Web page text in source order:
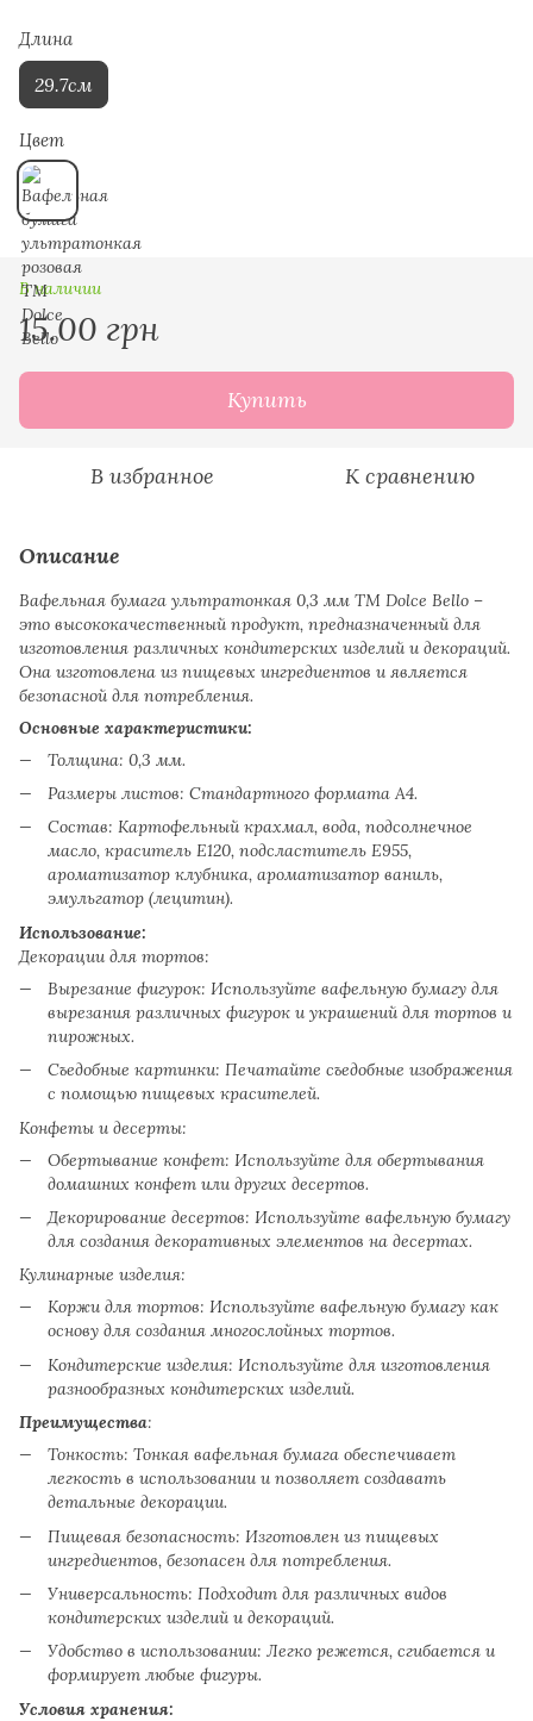
Длина
29.7см
Цвет
В наличии
15.00 грн
Купить
В избранное К сравнению
Описание
Вафельная бумага ультратонкая 0,3 мм ТМ Dolce Bello –
это высококачественный продукт, предназначенный для
изготовления различных кондитерских изделий и декораций.
Она изготовлена из пищевых ингредиентов и является
безопасной для потребления.
Основные характеристики:
Толщина: 0,3 мм.
Размеры листов: Стандартного формата A4.
Состав: Картофельный крахмал, вода, подсолнечное
масло, краситель Е120, подсластитель Е955,
ароматизатор клубника, ароматизатор ваниль,
эмульгатор (лецитин).
Использование:
Декорации для тортов:
Вырезание фигурок: Используйте вафельную бумагу для
вырезания различных фигурок и украшений для тортов и
пирожных.
Съедобные картинки: Печатайте съедобные изображения
с помощью пищевых красителей.
Конфеты и десерты:
Обертывание конфет: Используйте для обертывания
домашних конфет или других десертов.
Декорирование десертов: Используйте вафельную бумагу
для создания декоративных элементов на десертах.
Кулинарные изделия:
Коржи для тортов: Используйте вафельную бумагу как
основу для создания многослойных тортов.
Кондитерские изделия: Используйте для изготовления
разнообразных кондитерских изделий.
Преимущества:
Тонкость: Тонкая вафельная бумага обеспечивает
легкость в использовании и позволяет создавать
детальные декорации.
Пищевая безопасность: Изготовлен из пищевых
ингредиентов, безопасен для потребления.
Универсальность: Подходит для различных видов
кондитерских изделий и декораций.
Удобство в использовании: Легко режется, сгибается и
формирует любые фигуры.
Условия хранения: